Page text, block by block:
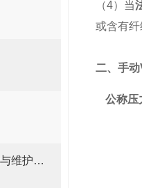
电动防爆球阀的防腐蚀性能与维护要点
（4）当
或含有
二、手动
公称压